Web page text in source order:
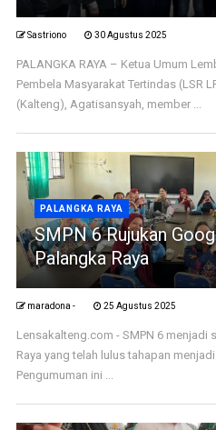
Sastriono 30 Agustus 2025
PALANGKA RAYA – Ketua Umum
Pembela Masyarakat Tertindas (LSR
(Kalteng), Agatisansyah, member ...
PALANGKA RAYA
SMPN 6 Rujukan
Palangka Raya
maradona - 25 Agustus 2025
Lensakalteng.com - SMPN 6 menjadi
Raya yang telah lulus tahapan
Pengumuman ini ...